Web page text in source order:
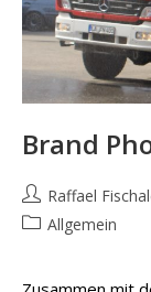
Brand
Beitrags-
Autor:
Raffael
Beitrags-
Allgemein